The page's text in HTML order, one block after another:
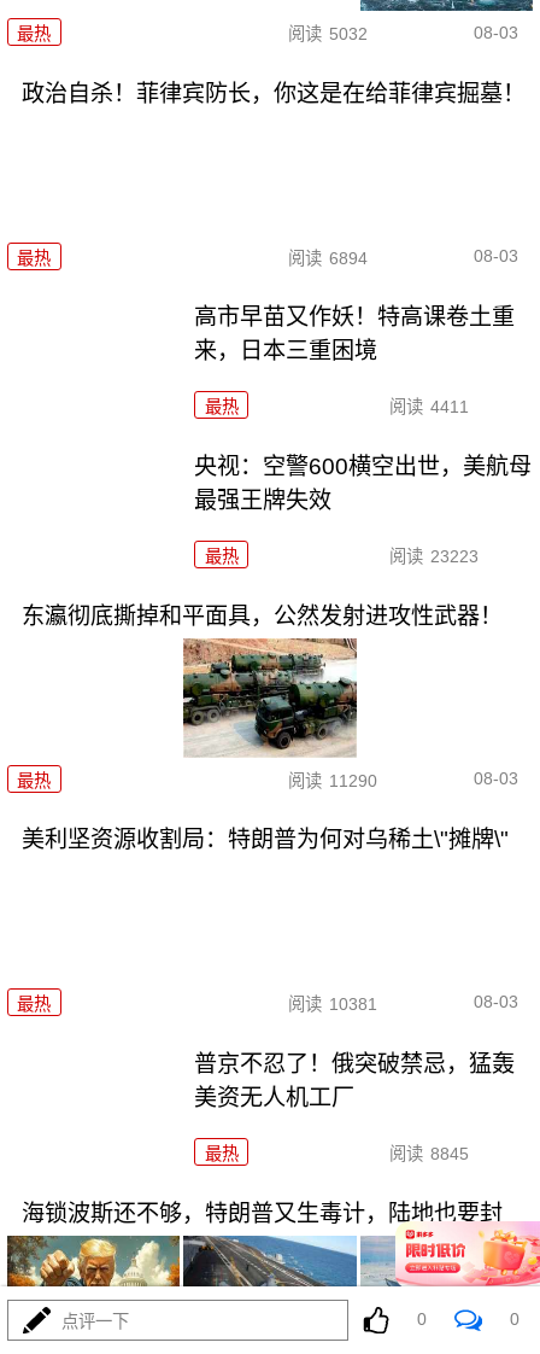
最热 阅读 5032 08-03
政治自杀！菲律宾防长，你这是在给菲律宾掘墓！
最热 阅读 6894 08-03
高市早苗又作妖！特高课卷土重
来，日本三重困境
最热 阅读 4411
央视：空警600横空出世，美航母
最强王牌失效
最热 阅读 23223
东瀛彻底撕掉和平面具，公然发射进攻性武器！
最热 阅读 11290 08-03
美利坚资源收割局：特朗普为何对乌稀土\"摊牌\"
最热 阅读 10381 08-03
普京不忍了！俄突破禁忌，猛轰
美资无人机工厂
最热 阅读 8845
海锁波斯还不够，特朗普又生毒计，陆地也要封
点评一下 0 0